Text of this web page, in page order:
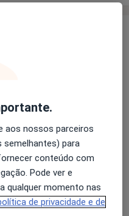
pela Faculdade de
(2011)
em
de Setúbal
(2018)
aos nossos parceiros
para
conteúdo com
Pode ver e
qualquer momento nas
de privacidade e de